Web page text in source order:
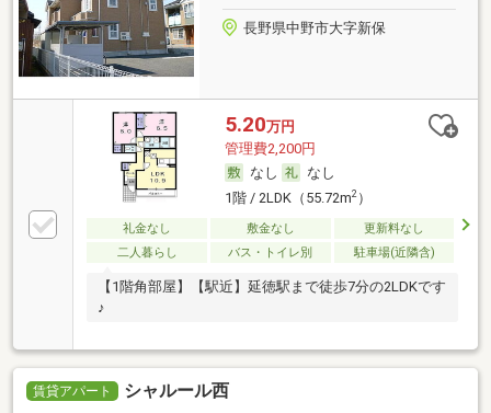
長野県中野市大字新保
5.20万円
管理費2,200円
なし
なし
1階 / 2LDK（55.72m2）
礼金なし 敷金なし
更新料なし
二人暮らし
バス・トイレ別 駐車場(近隣含)
【1階角部屋】【駅近】延徳駅まで徒歩7分の2LDKです
♪
賃貸アパート シャルール西